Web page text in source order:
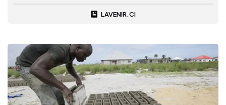
LAVENIR.CI